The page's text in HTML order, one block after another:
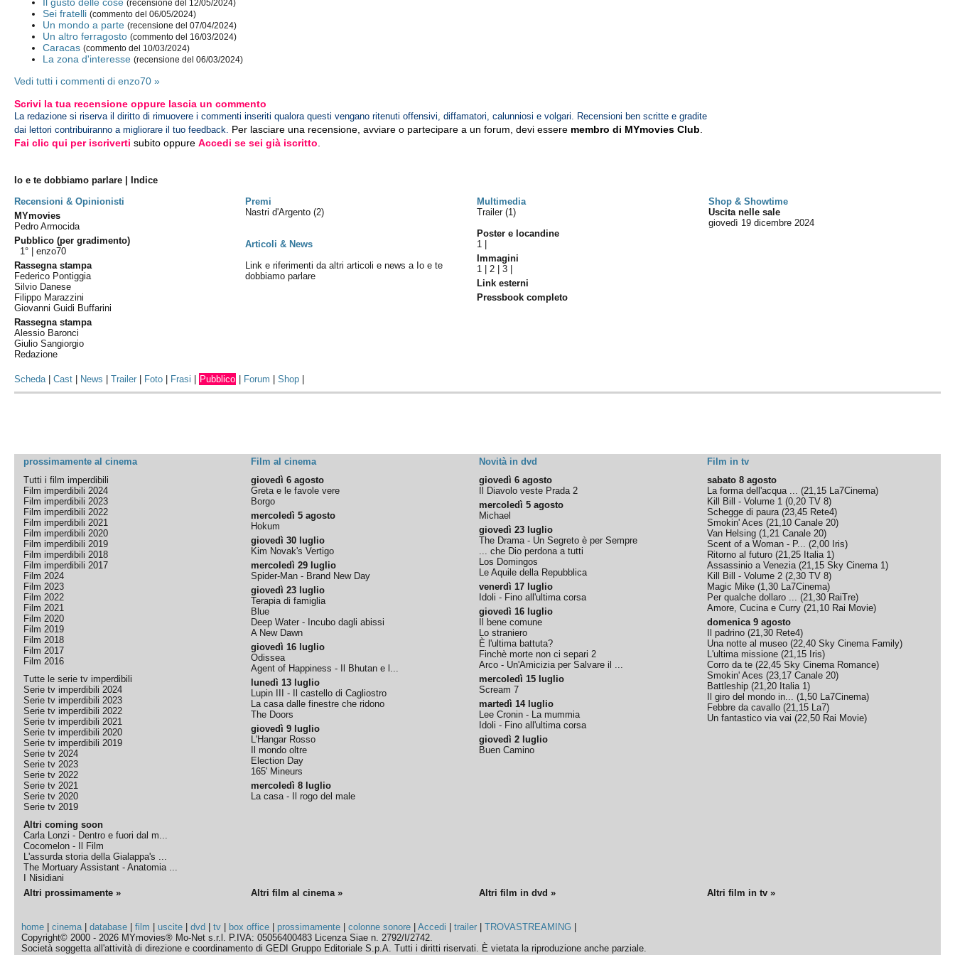
Il gusto delle cose (recensione del 12/05/2024)
Sei fratelli (commento del 06/05/2024)
Un mondo a parte (recensione del 07/04/2024)
Un altro ferragosto (commento del 16/03/2024)
Caracas (commento del 10/03/2024)
La zona d'interesse (recensione del 06/03/2024)
Vedi tutti i commenti di enzo70 »
Scrivi la tua recensione oppure lascia un commento
La redazione si riserva il diritto di rimuovere i commenti inseriti qualora questi vengano ritenuti offensivi, diffamatori, calunniosi e volgari. Recensioni ben scritte e gradite
dai lettori contribuiranno a migliorare il tuo feedback. Per lasciare una recensione, avviare o partecipare a un forum, devi essere membro di MYmovies Club
Fai clic qui per iscriverti subito oppureAccedi se sei già iscritto
Io e te dobbiamo parlare | Indice
Recensioni & Opinionisti
Premi Multimedia
Shop & Showtime
MYmovies
Pedro Armocida
Pubblico (per gradimento)
1° |enzo70
Rassegna stampa
Federico Pontiggia
Silvio Danese
Filippo Marazzini
Giovanni Guidi Buffarini
Rassegna stampa
Alessio Baronci
Giulio Sangiorgio
Redazione
Nastri d'Argento(2)
Articoli & News
Link e riferimenti da altri articoli e news a Io e te
dobbiamo parlare
Trailer (1)
Poster e locandine
1
Immagini
1 |2 |3
Link esterni
Pressbook completo
Uscita nelle sale
giovedì 19 dicembre 2024
Scheda|Cast News |Trailer Foto Frasi Pubblico Forum |Shop
prossimamente al cinema Film al cinema Novità in dvd
Film in tv
Tutti i film imperdibili
Film imperdibili 2024
Film imperdibili 2023
Film imperdibili 2022
Film imperdibili 2021
Film imperdibili 2020
Film imperdibili 2019
Film imperdibili 2018
Film imperdibili 2017
Film 2024
Film 2023
Film 2022
Film 2021
Film 2020
Film 2019
Film 2018
Film 2017
Film 2016
Tutte le serie tv imperdibili
Serie tv imperdibili 2024
Serie tv imperdibili 2023
Serie tv imperdibili 2022
Serie tv imperdibili 2021
Serie tv imperdibili 2020
Serie tv imperdibili 2019
Serie tv 2024
Serie tv 2023
Serie tv 2022
Serie tv 2021
Serie tv 2020
Serie tv 2019
Altri coming soon
Carla Lonzi - Dentro e fuori dal m...
Cocomelon - Il Film
L'assurda storia della Gialappa's ...
The Mortuary Assistant - Anatomia ...
I Nisidiani
giovedì 6 agosto
Greta e le favole vere
Borgo
mercoledì 5 agosto
Hokum
giovedì 30 luglio
Kim Novak's Vertigo
mercoledì 29 luglio
Spider-Man - Brand New Day
giovedì 23 luglio
Terapia di famiglia
Blue
Deep Water - Incubo dagli abissi
A New Dawn
giovedì 16 luglio
Odissea
Agent of Happiness - Il Bhutan e l...
lunedì 13 luglio
Lupin III - Il castello di Cagliostro
La casa dalle finestre che ridono
The Doors
giovedì 9 luglio
L'Hangar Rosso
Il mondo oltre
Election Day
165' Mineurs
mercoledì 8 luglio
La casa - Il rogo del male
giovedì 6 agosto
Il Diavolo veste Prada 2
mercoledì 5 agosto
Michael
giovedì 23 luglio
The Drama - Un Segreto è per Sempre
... che Dio perdona a tutti
Los Domingos
Le Aquile della Repubblica
venerdì 17 luglio
Idoli - Fino all'ultima corsa
giovedì 16 luglio
Il bene comune
Lo straniero
È l'ultima battuta?
Finchè morte non ci separi 2
Arco - Un'Amicizia per Salvare il ...
mercoledì 15 luglio
Scream 7
martedì 14 luglio
Lee Cronin - La mummia
Idoli - Fino all'ultima corsa
giovedì 2 luglio
Buen Camino
sabato 8 agosto
La forma dell'acqua ... (21,15 La7Cinema)
Kill Bill - Volume 1 (0,20 TV 8)
Schegge di paura(23,45 Rete4)
Smokin' Aces (21,10 Canale 20)
Van Helsing (1,21 Canale 20)
Scent of a Woman - P... (2,00 Iris)
Ritorno al futuro (21,25 Italia 1)
Assassinio a Venezia(21,15 Sky Cinema 1)
Kill Bill - Volume 2 (2,30 TV 8)
Magic Mike (1,30 La7Cinema)
Per qualche dollaro ... (21,30 RaiTre)
Amore, Cucina e Curry (21,10 Rai Movie)
domenica 9 agosto
Il padrino (21,30 Rete4)
Una notte al museo (22,40 Sky Cinema Family)
L'ultima missione (21,15 Iris)
Corro da te (22,45 Sky Cinema Romance)
Smokin' Aces (23,17 Canale 20)
Battleship (21,20 Italia 1)
Il giro del mondo in... (1,50 La7Cinema)
Febbre da cavallo (21,15 La7)
Un fantastico via vai (22,50 Rai Movie)
Altri prossimamente » Altri film al cinema » Altri film in dvd » Altri film in tv »
home |cinema|database |film |uscite |dvd |tv box office prossimamente |colonne sonore |Accedi |trailer |TROVASTREAMING
Copyright© 2000 - 2026 MYmovies® Mo-Net s.r.l. P.IVA: 05056400483 Licenza Siae n. 2792/I/2742.
Società soggetta all'attività di direzione e coordinamento di GEDI Gruppo Editoriale S.p.A. Tutti i diritti riservati. È vietata la riproduzione anche parziale.